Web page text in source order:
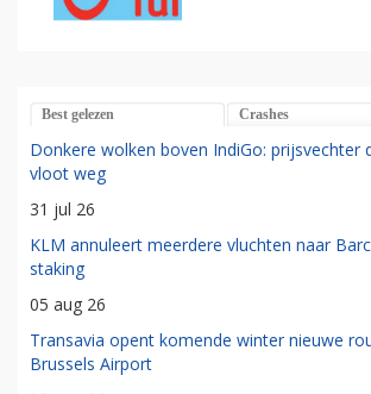
Best gelezen Crashes
Donkere wolken boven IndiGo: prijsvechter
vloot weg
31 jul 26
KLM annuleert meerdere vluchten naar
staking
05 aug 26
Transavia opent komende winter nieuwe
Brussels Airport